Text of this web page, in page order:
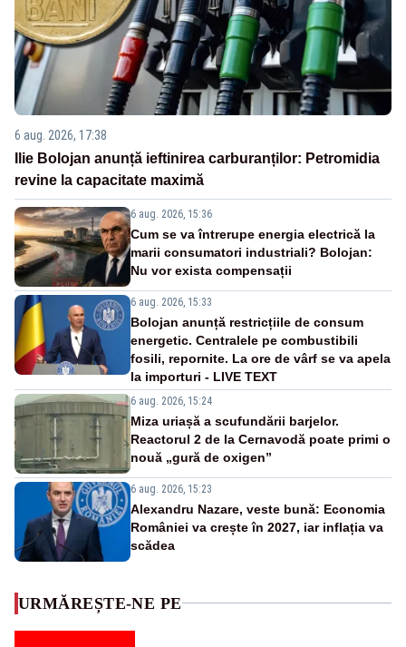
6 aug. 2026, 17:38
Ilie Bolojan anunță ieftinirea carburanților: Petromidia
revine la capacitate maximă
6 aug. 2026, 15:36
Cum se va întrerupe energia electrică la
marii consumatori industriali? Bolojan:
Nu vor exista compensații
6 aug. 2026, 15:33
Bolojan anunță restricțiile de consum
energetic. Centralele pe combustibili
fosili, repornite. La ore de vârf se va apela
la importuri - LIVE TEXT
6 aug. 2026, 15:24
Miza uriașă a scufundării barjelor.
Reactorul 2 de la Cernavodă poate primi o
nouă „gură de oxigen”
6 aug. 2026, 15:23
Alexandru Nazare, veste bună: Economia
României va crește în 2027, iar inflația va
scădea
URMĂREȘTE-NE PE